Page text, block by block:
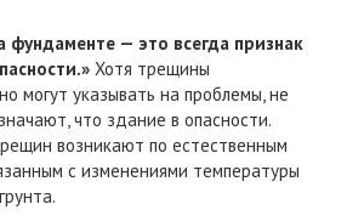
фундаменте — это всегда признак
Хотя трещины
могут указывать на проблемы, не
что здание в опасности.
возникают по естественным
с изменениями температуры